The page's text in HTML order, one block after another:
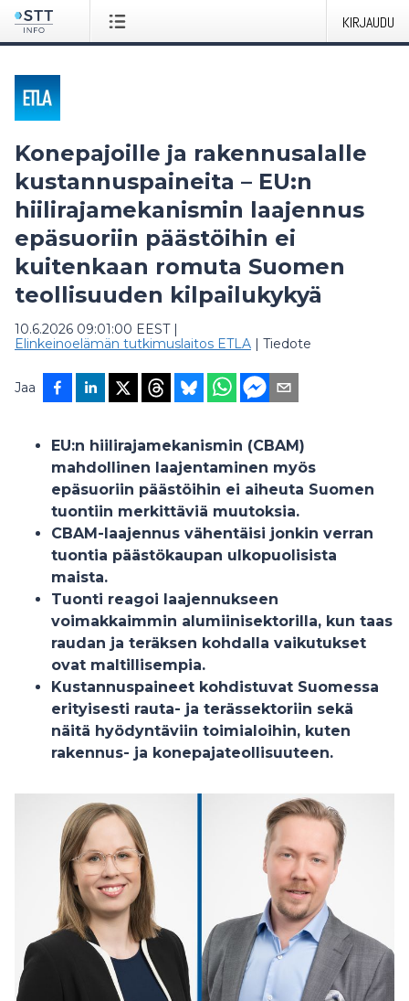
KIRJAUDU
Konepajoille ja rakennusalalle
kustannuspaineita – EU:n
hiilirajamekanismin laajennus
epäsuoriin päästöihin ei
kuitenkaan romuta Suomen
teollisuuden kilpailukykyä
10.6.2026 09:01:00 EEST|
Elinkeinoelämän tutkimuslaitos ETLA | Tiedote
Jaa
EU:n hiilirajamekanismin (CBAM)
mahdollinen laajentaminen myös
epäsuoriin päästöihin ei aiheuta Suomen
tuontiin merkittäviä muutoksia.
CBAM-laajennus vähentäisi jonkin verran
tuontia päästökaupan ulkopuolisista
maista.
Tuonti reagoi laajennukseen
voimakkaimmin alumiinisektorilla, kun taas
raudan ja teräksen kohdalla vaikutukset
ovat maltillisempia.
Kustannuspaineet kohdistuvat Suomessa
erityisesti rauta- ja terässektoriin sekä
näitä hyödyntäviin toimialoihin, kuten
rakennus- ja konepajateollisuuteen.